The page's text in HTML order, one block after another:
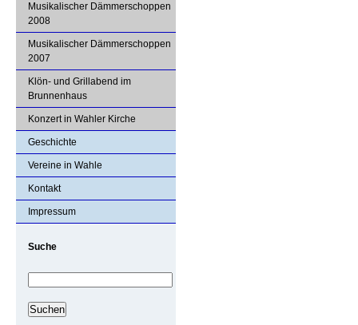
Musikalischer Dämmerschoppen
2008
Musikalischer Dämmerschoppen
2007
Klön- und Grillabend im
Brunnenhaus
Konzert in Wahler Kirche
Geschichte
Vereine in Wahle
Kontakt
Impressum
Suche